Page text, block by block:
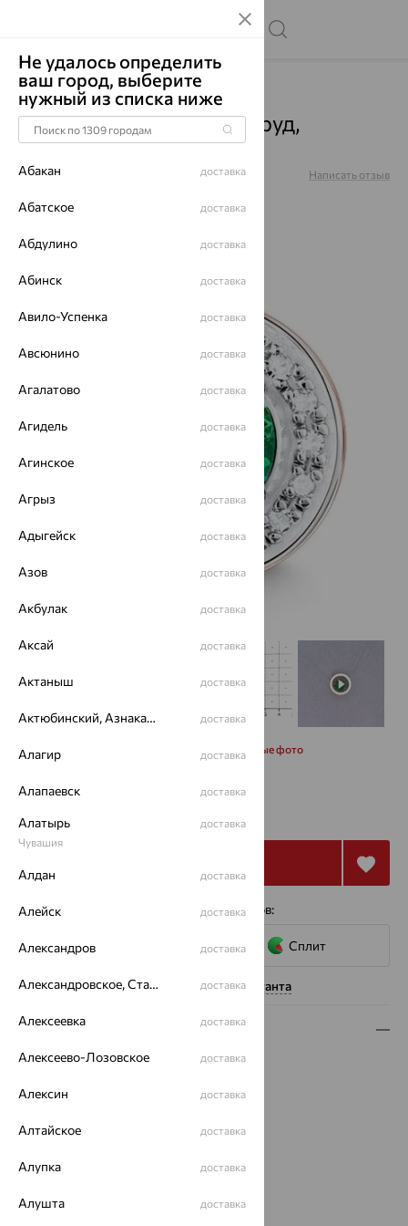
Главная Каталог Подвески
Подвеска, золото, изумруд,
красный, 012-31040
Артикул: Написать отзыв
Запросить дополнительные фото
28 143
4 платежа по 7 036 с помощью сервисов:
Сплит
Нужна помощь консультанта
Описание
Вид изделия:декоративные
Цвет металла:
Страна происхождения:
РОССИЯ
Бренд:Alexandra Gr
Не удалось определить
ваш город, выберите
нужный из списка ниже
Абакан доставка
Абатское доставка
Абдулино доставка
Абинск доставка
Авило-Успенка доставка
Авсюнино доставка
Агалатово доставка
Агидель доставка
Агинское доставка
Агрыз доставка
Адыгейск доставка
Азов доставка
Акбулак доставка
Аксай доставка
Актаныш доставка
Актюбинский, Азнакаевский район доставка
Алагир доставка
Алапаевск доставка
Алатырь
Чувашия
доставка
Алдан доставка
Алейск доставка
Александров доставка
Александровское, Ставропольский край доставка
Алексеевка доставка
Алексеево-Лозовское доставка
Алексин доставка
Алтайское доставка
Алупка доставка
Алушта доставка